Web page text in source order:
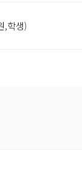
,학생)